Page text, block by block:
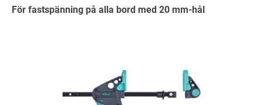
För fastspänning på alla bord med 20 mm-hål